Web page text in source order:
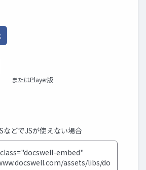
またはPlayer版
などでJSが使えない場合